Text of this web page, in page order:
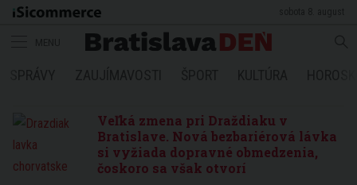
Veľká zmena pri Draždiaku v
Bratislave. Nová bezbariérová lávka
si vyžiada dopravné obmedzenia,
čoskoro sa však otvorí